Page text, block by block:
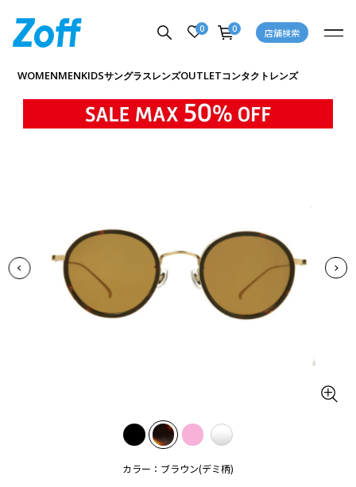
0 0 店舗検索
WOMENMENKIDSサングラスレンズOUTLETコンタクトレンズ
カラー：ブラウン(デミ柄)
商品詳細ページへ